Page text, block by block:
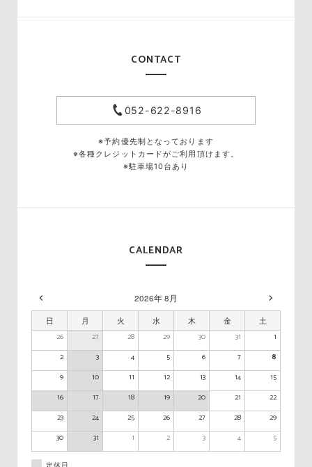
CONTACT
052-622-8916
※予約優先制となっております
※各種クレジットカードがご利用頂けます。
※駐車場10台あり
CALENDAR
2026年 8月
日
月 火 水 木 金 土
26 27 28 29 30 31
1
2
3 4 5 6 7
8
9
10 11 12 13 14
15
16
17 18 19 20 21
22
23
24 25 26 27 28
29
30
31 1 2 3 4 5
定休日